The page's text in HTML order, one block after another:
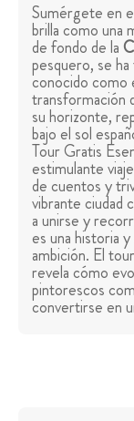
Sumérgete en
brilla como una
de fondo de la
pesquero, se
conocido como
transformación
su horizonte,
bajo el sol
Tour Gratis
estimulante
de cuentos y
vibrante ciudad
a unirse y
es una historia
ambición. El
revela cómo
pintorescos
convertirse en